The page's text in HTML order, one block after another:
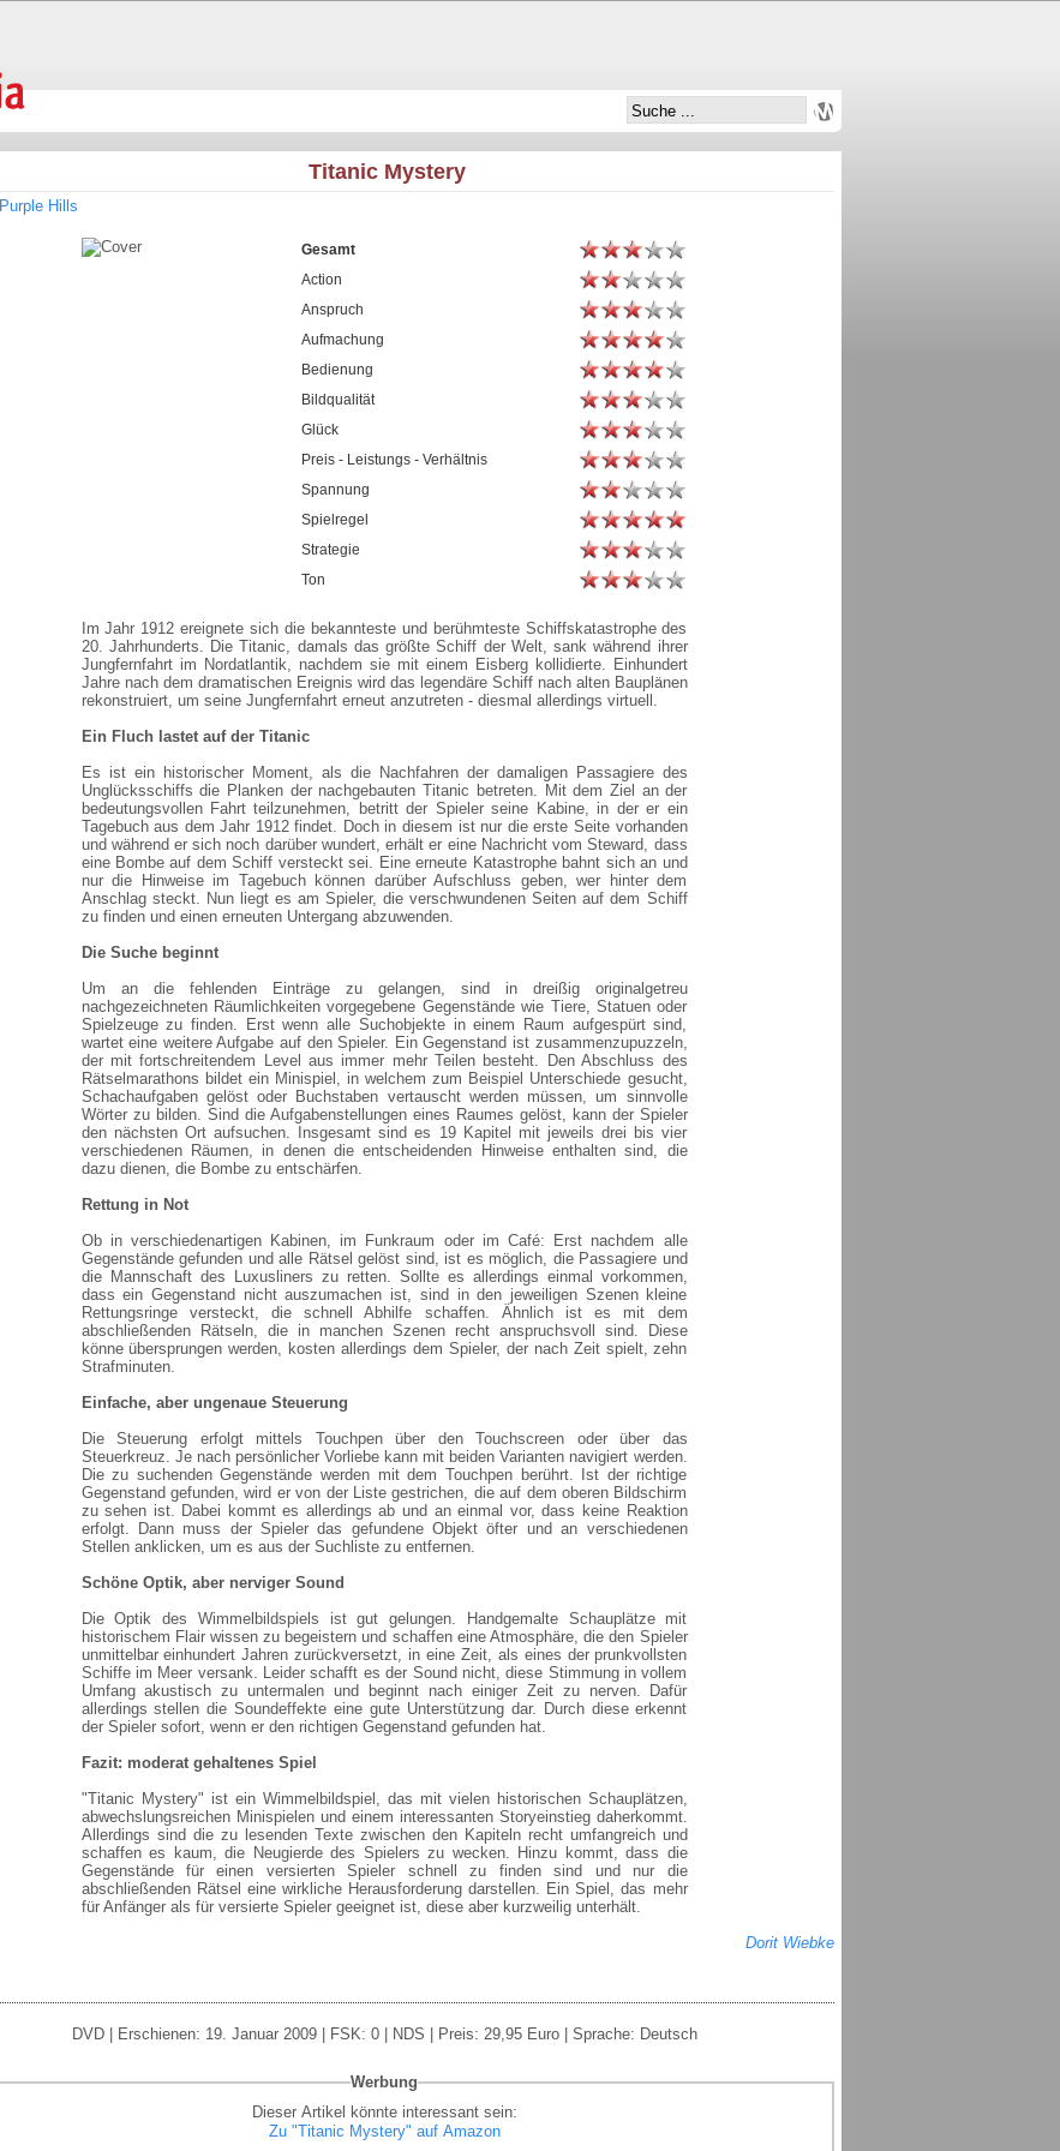
Titanic Mystery
Purple Hills
Gesamt
Action
Anspruch
Aufmachung
Bedienung
Bildqualität
Glück
Preis - Leistungs - Verhältnis
Spannung
Spielregel
Strategie
Ton
Im Jahr 1912 ereignete sich die bekannteste und berühmteste Schiffskatastrophe des
20. Jahrhunderts. Die Titanic, damals das größte Schiff der Welt, sank während ihrer
Jungfernfahrt im Nordatlantik, nachdem sie mit einem Eisberg kollidierte. Einhundert
Jahre nach dem dramatischen Ereignis wird das legendäre Schiff nach alten Bauplänen
rekonstruiert, um seine Jungfernfahrt erneut anzutreten - diesmal allerdings virtuell.
Ein Fluch lastet auf der Titanic
Es ist ein historischer Moment, als die Nachfahren der damaligen Passagiere des
Unglücksschiffs die Planken der nachgebauten Titanic betreten. Mit dem Ziel an der
bedeutungsvollen Fahrt teilzunehmen, betritt der Spieler seine Kabine, in der er ein
Tagebuch aus dem Jahr 1912 findet. Doch in diesem ist nur die erste Seite vorhanden
und während er sich noch darüber wundert, erhält er eine Nachricht vom Steward, dass
eine Bombe auf dem Schiff versteckt sei. Eine erneute Katastrophe bahnt sich an und
nur die Hinweise im Tagebuch können darüber Aufschluss geben, wer hinter dem
Anschlag steckt. Nun liegt es am Spieler, die verschwundenen Seiten auf dem Schiff
zu finden und einen erneuten Untergang abzuwenden.
Die Suche beginnt
Um an die fehlenden Einträge zu gelangen, sind in dreißig originalgetreu
nachgezeichneten Räumlichkeiten vorgegebene Gegenstände wie Tiere, Statuen oder
Spielzeuge zu finden. Erst wenn alle Suchobjekte in einem Raum aufgespürt sind,
wartet eine weitere Aufgabe auf den Spieler. Ein Gegenstand ist zusammenzupuzzeln,
der mit fortschreitendem Level aus immer mehr Teilen besteht. Den Abschluss des
Rätselmarathons bildet ein Minispiel, in welchem zum Beispiel Unterschiede gesucht,
Schachaufgaben gelöst oder Buchstaben vertauscht werden müssen, um sinnvolle
Wörter zu bilden. Sind die Aufgabenstellungen eines Raumes gelöst, kann der Spieler
den nächsten Ort aufsuchen. Insgesamt sind es 19 Kapitel mit jeweils drei bis vier
verschiedenen Räumen, in denen die entscheidenden Hinweise enthalten sind, die
dazu dienen, die Bombe zu entschärfen.
Rettung in Not
Ob in verschiedenartigen Kabinen, im Funkraum oder im Café: Erst nachdem alle
Gegenstände gefunden und alle Rätsel gelöst sind, ist es möglich, die Passagiere und
die Mannschaft des Luxusliners zu retten. Sollte es allerdings einmal vorkommen,
dass ein Gegenstand nicht auszumachen ist, sind in den jeweiligen Szenen kleine
Rettungsringe versteckt, die schnell Abhilfe schaffen. Ähnlich ist es mit dem
abschließenden Rätseln, die in manchen Szenen recht anspruchsvoll sind. Diese
könne übersprungen werden, kosten allerdings dem Spieler, der nach Zeit spielt, zehn
Strafminuten.
Einfache, aber ungenaue Steuerung
Die Steuerung erfolgt mittels Touchpen über den Touchscreen oder über das
Steuerkreuz. Je nach persönlicher Vorliebe kann mit beiden Varianten navigiert werden.
Die zu suchenden Gegenstände werden mit dem Touchpen berührt. Ist der richtige
Gegenstand gefunden, wird er von der Liste gestrichen, die auf dem oberen Bildschirm
zu sehen ist. Dabei kommt es allerdings ab und an einmal vor, dass keine Reaktion
erfolgt. Dann muss der Spieler das gefundene Objekt öfter und an verschiedenen
Stellen anklicken, um es aus der Suchliste zu entfernen.
Schöne Optik, aber nerviger Sound
Die Optik des Wimmelbildspiels ist gut gelungen. Handgemalte Schauplätze mit
historischem Flair wissen zu begeistern und schaffen eine Atmosphäre, die den Spieler
unmittelbar einhundert Jahren zurückversetzt, in eine Zeit, als eines der prunkvollsten
Schiffe im Meer versank. Leider schafft es der Sound nicht, diese Stimmung in vollem
Umfang akustisch zu untermalen und beginnt nach einiger Zeit zu nerven. Dafür
allerdings stellen die Soundeffekte eine gute Unterstützung dar. Durch diese erkennt
der Spieler sofort, wenn er den richtigen Gegenstand gefunden hat.
Fazit: moderat gehaltenes Spiel
"Titanic Mystery" ist ein Wimmelbildspiel, das mit vielen historischen Schauplätzen,
abwechslungsreichen Minispielen und einem interessanten Storyeinstieg daherkommt.
Allerdings sind die zu lesenden Texte zwischen den Kapiteln recht umfangreich und
schaffen es kaum, die Neugierde des Spielers zu wecken. Hinzu kommt, dass die
Gegenstände für einen versierten Spieler schnell zu finden sind und nur die
abschließenden Rätsel eine wirkliche Herausforderung darstellen. Ein Spiel, das mehr
für Anfänger als für versierte Spieler geeignet ist, diese aber kurzweilig unterhält.
Dorit Wiebke
DVD | Erschienen: 19. Januar 2009 | FSK: 0 | NDS | Preis: 29,95 Euro | Sprache: Deutsch
Werbung
Dieser Artikel könnte interessant sein:
Zu "Titanic Mystery" auf Amazon